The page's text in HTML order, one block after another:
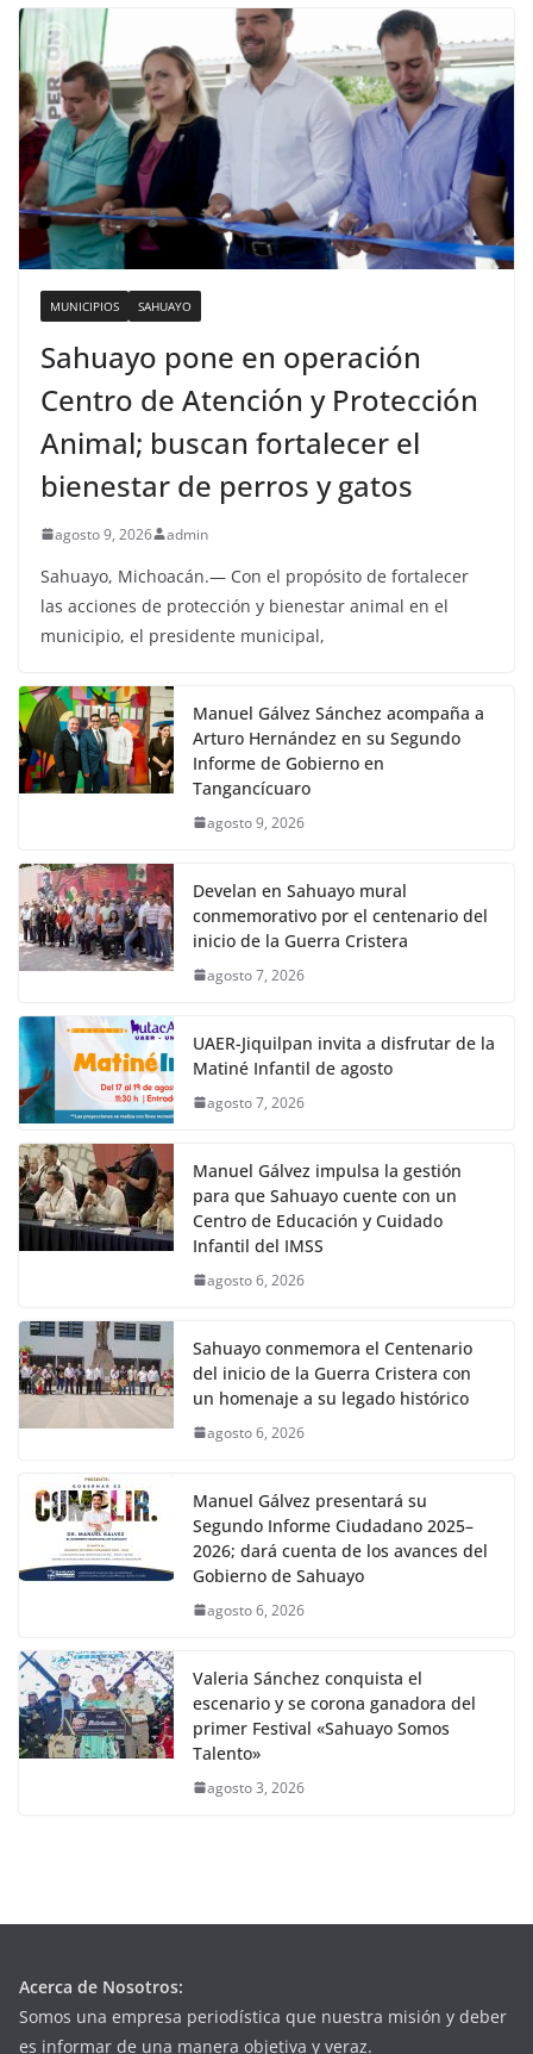
MUNICIPIOS SAHUAYO
Sahuayo pone en operación
Centro de Atención y Protección
Animal; buscan fortalecer el
bienestar de perros y gatos
agosto 9, 2026 admin
Sahuayo, Michoacán.— Con el propósito de fortalecer
las acciones de protección y bienestar animal en el
municipio, el presidente municipal,
Manuel Gálvez Sánchez acompaña a
Arturo Hernández en su Segundo
Informe de Gobierno en
Tangancícuaro
agosto 9, 2026
Develan en Sahuayo mural
conmemorativo por el centenario del
inicio de la Guerra Cristera
agosto 7, 2026
UAER-Jiquilpan invita a disfrutar de la
Matiné Infantil de agosto
agosto 7, 2026
Manuel Gálvez impulsa la gestión
para que Sahuayo cuente con un
Centro de Educación y Cuidado
Infantil del IMSS
agosto 6, 2026
Sahuayo conmemora el Centenario
del inicio de la Guerra Cristera con
un homenaje a su legado histórico
agosto 6, 2026
Manuel Gálvez presentará su
Segundo Informe Ciudadano 2025–
2026; dará cuenta de los avances del
Gobierno de Sahuayo
agosto 6, 2026
Valeria Sánchez conquista el
escenario y se corona ganadora del
primer Festival «Sahuayo Somos
Talento»
agosto 3, 2026
Acerca de Nosotros:
Somos una empresa periodística que nuestra misión y deber
es informar de una manera objetiva y veraz.